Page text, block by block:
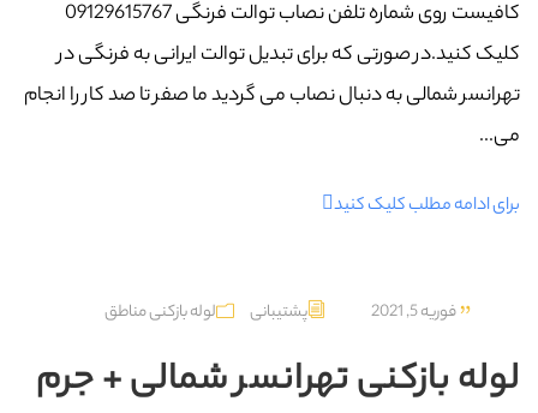
کافیست روی شماره تلفن نصاب توالت فرنگی 09129615767
کلیک کنید.در صورتی که برای تبدیل توالت ایرانی به فرنگی در
تهرانسر شمالی به دنبال نصاب می گردید ما صفر تا صد کار را انجام
می...
برای ادامه مطلب کلیک کنید
فوریه 5, 2021 پشتیبانی لوله بازکنی مناطق
لوله بازکنی تهرانسر شمالی + جرم